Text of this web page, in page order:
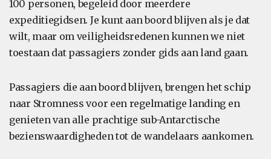
100 personen, begeleid door meerdere
expeditiegidsen. Je kunt aan boord blijven als je dat
wilt, maar om veiligheidsredenen kunnen we niet
toestaan dat passagiers zonder gids aan land gaan.
Passagiers die aan boord blijven, brengen het schip
naar Stromness voor een regelmatige landing en
genieten van alle prachtige sub-Antarctische
bezienswaardigheden tot de wandelaars aankomen.